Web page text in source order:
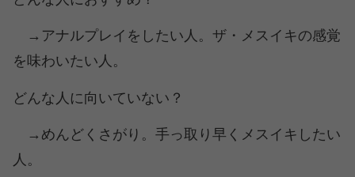
→アナルプレイをしたい人。ザ・メスイキの感覚
を味わいたい人。
どんな人に向いていない？
→めんどくさがり。手っ取り早くメスイキしたい
人。